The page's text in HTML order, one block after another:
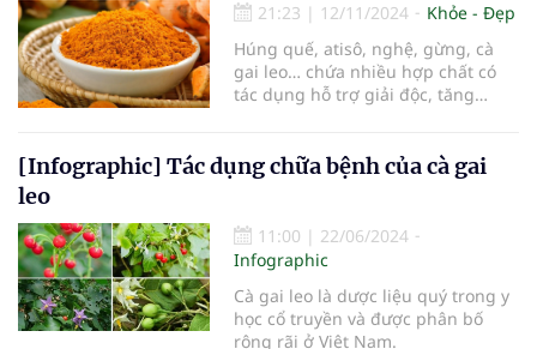
giải độc gan thần kỳ và ức chế
virus viêm gan. Nghiên cứu từ Viện
Dược liệu Trung ương (2024) khẳng
định: Chiết xuất cà gai leo làm
giảm 67% men gan ALT sau 8 tuần,
hoạt chất vàng trong điều trị gan.
Cùng khám phá bí mật “thần dược”
21:23 | 12/11/2024
Khỏe - Đẹp
Húng quế, atisô, nghệ, gừng, cà
gai leo… chứa nhiều hợp chất có
tác dụng hỗ trợ giải độc, tăng
[Infographic] Tác dụng chữa bệnh của cà gai
leo
11:00 | 22/06/2024
Infographic
Cà gai leo là dược liệu quý trong y
học cổ truyền và được phân bố
rộng rãi ở Việt Nam.